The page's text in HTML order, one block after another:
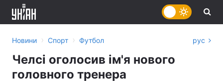
Новини › Спорт › Футбол рус
Челсі оголосив ім'я нового
головного тренера